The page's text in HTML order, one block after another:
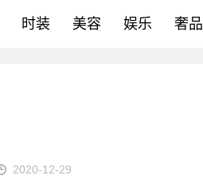
时装 美容 娱乐 奢品
2020-12-29